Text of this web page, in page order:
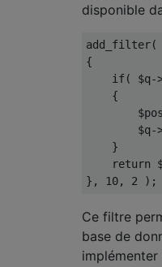
disponible
add_filter(
{
if( $q-
{
        $q
-
}
return
},
10, 2 );
Ce filtre
base de